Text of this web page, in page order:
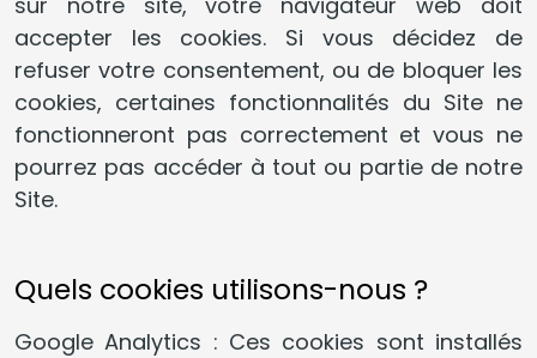
accepter les cookies. Si vous décidez de
refuser votre consentement, ou de bloquer les
cookies, certaines fonctionnalités du Site ne
fonctionneront pas correctement et vous ne
pourrez pas accéder à tout ou partie de notre
Site.
Quels cookies utilisons-nous ?
Google Analytics : Ces cookies sont installés